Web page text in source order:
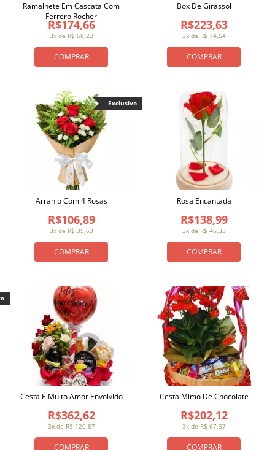
COMPRAR
3x de R$ 58,22
R$174,66
Ramalhete Em Cascata Com
Ferrero Rocher
COMPRAR
3x de R$ 74,54
R$223,63
Box De Girassol
COMPRAR
3x de R$ 35,63
R$106,89
Arranjo Com 4 Rosas
Exclusivo
COMPRAR
3x de R$ 46,33
R$138,99
Rosa Encantada
COMPRAR
3x de R$ 120,87
R$362,62
Cesta É Muito Amor Envolvido
COMPRAR
3x de R$ 67,37
R$202,12
Cesta Mimo De Chocolate